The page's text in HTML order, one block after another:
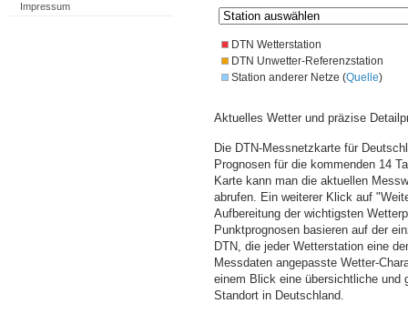
Impressum
DTN Wetterstation
DTN Unwetter-Referenzstation
Station anderer Netze (Quelle)
Aktuelles Wetter und präzise
Die DTN-Messnetzkarte für
Prognosen für die kommenden 14
Karte kann man die aktuellen
abrufen. Ein weiterer Klick auf
Aufbereitung der wichtigsten
Punktprognosen basieren auf der
DTN, die jeder Wetterstation eine
Messdaten angepasste Wetter-
einem Blick eine übersichtliche und
Standort in Deutschland.